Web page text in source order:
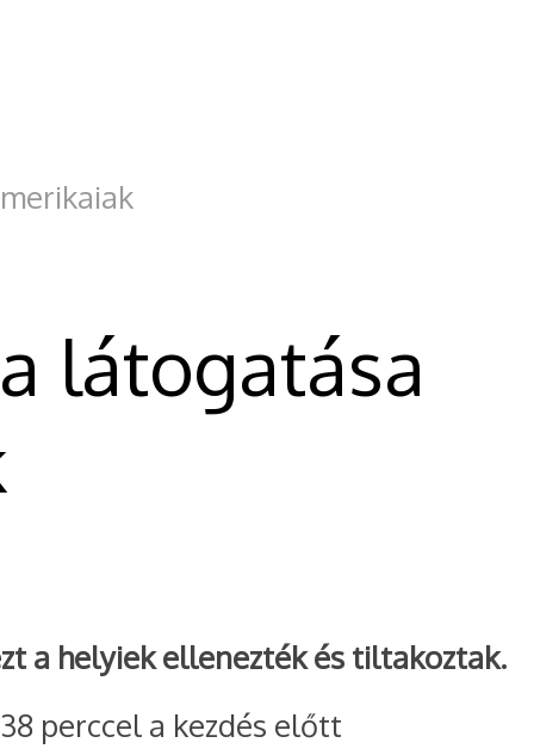
látogatása
a helyiek ellenezték és tiltakoztak.
perccel a kezdés előtt